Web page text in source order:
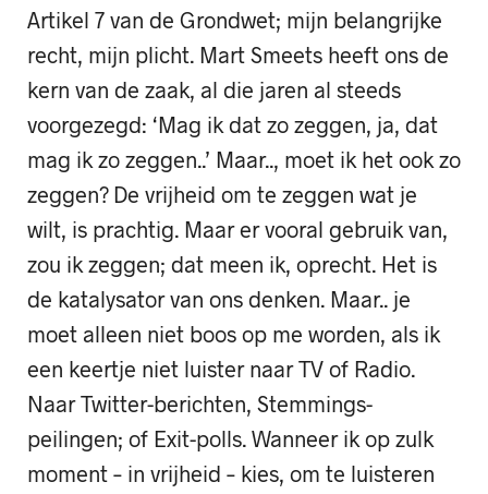
Artikel 7 van de Grondwet; mijn belangrijke
recht, mijn plicht. Mart Smeets heeft ons de
kern van de zaak, al die jaren al steeds
voorgezegd: ‘Mag ik dat zo zeggen, ja, dat
mag ik zo zeggen..’ Maar.., moet ik het ook zo
zeggen? De vrijheid om te zeggen wat je
wilt, is prachtig. Maar er vooral gebruik van,
zou ik zeggen; dat meen ik, oprecht. Het is
de katalysator van ons denken. Maar.. je
moet alleen niet boos op me worden, als ik
een keertje niet luister naar TV of Radio.
Naar Twitter-berichten, Stemmings-
peilingen; of Exit-polls. Wanneer ik op zulk
moment – in vrijheid – kies, om te luisteren